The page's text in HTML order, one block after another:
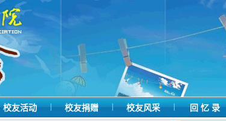
校友活动 | 校友捐赠 | 校友风采 | 回 忆 录